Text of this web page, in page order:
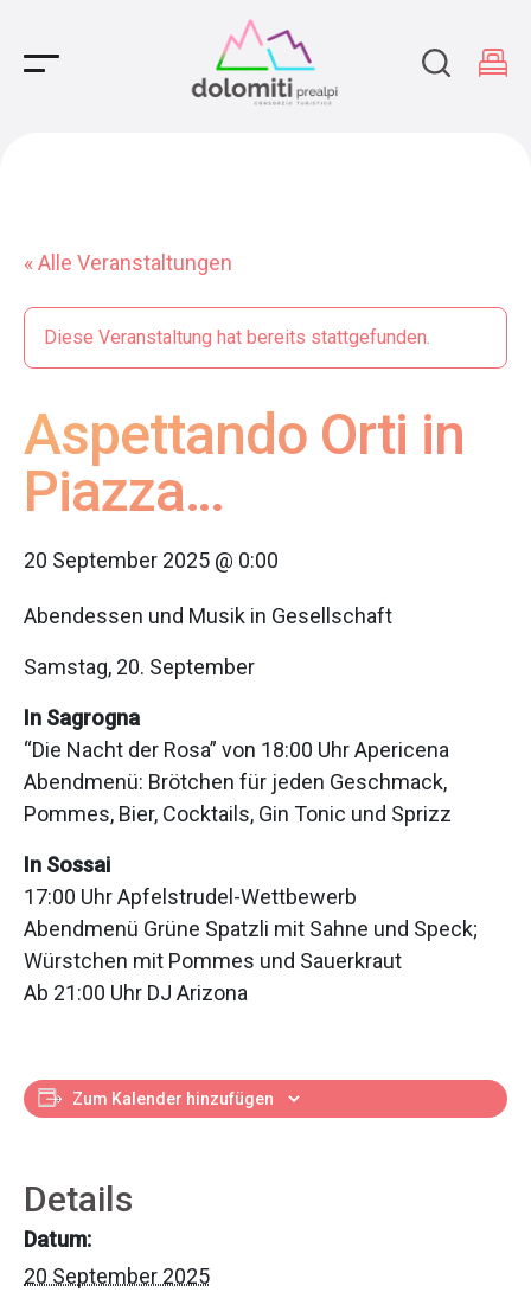
Main Navigation
« Alle Veranstaltungen
Diese Veranstaltung hat bereits stattgefunden.
Aspettando Orti in
Piazza…
20 September 2025 @ 0:00
Abendessen und Musik in Gesellschaft
Samstag, 20. September
In Sagrogna
“Die Nacht der Rosa” von 18:00 Uhr Apericena
Abendmenü: Brötchen für jeden Geschmack,
Pommes, Bier, Cocktails, Gin Tonic und Sprizz
In Sossai
17:00 Uhr Apfelstrudel-Wettbewerb
Abendmenü Grüne Spatzli mit Sahne und Speck;
Würstchen mit Pommes und Sauerkraut
Ab 21:00 Uhr DJ Arizona
Zum Kalender hinzufügen
Details
Datum:
20 September 2025